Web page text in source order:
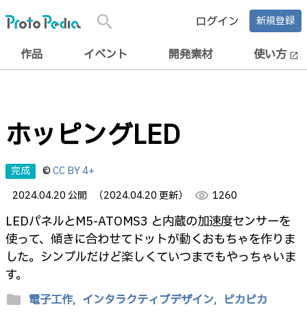
search ログイン 新規登録
作品 イベント 開発素材 使い方 open_in_new
ホッピングLED
完成 ©CC BY 4+
2024.04.20 公開
（2024.04.20 更新） visibility 1260
LEDパネルとM5-ATOMS3 と内蔵の加速度センサーを
使って、傾きに合わせてドットが動くおもちゃを作りま
した。シンプルだけど楽しくていつまでもやっちゃいま
す。
folder 電子工作, インタラクティブデザイン, ピカピカ